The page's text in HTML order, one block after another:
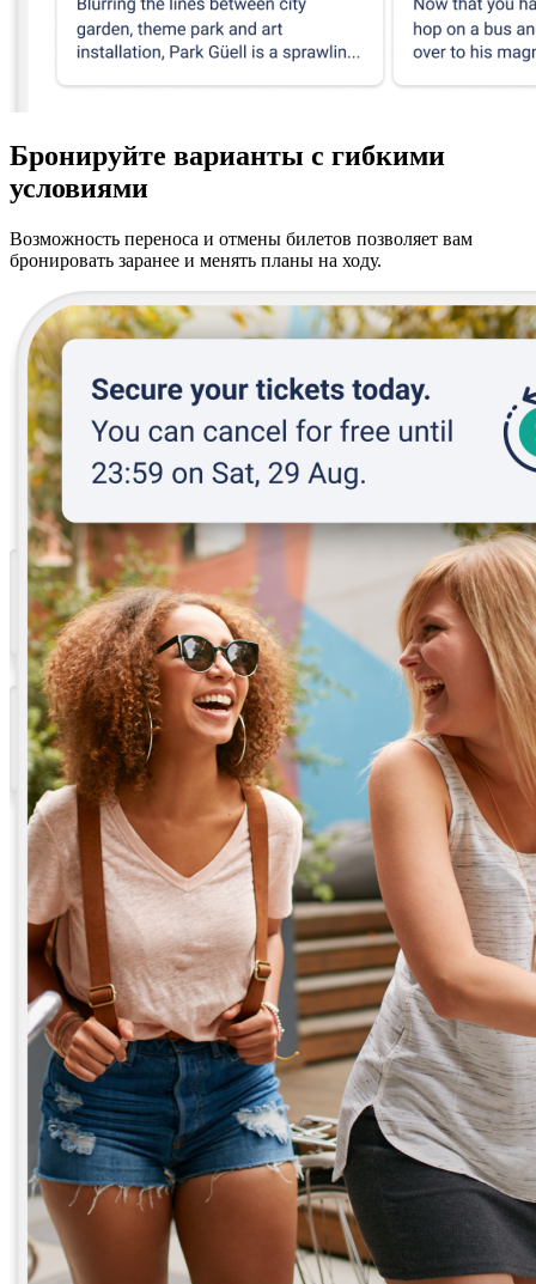
Бронируйте варианты с гибкими
условиями
Возможность переноса и отмены билетов позволяет вам
бронировать заранее и менять планы на ходу.